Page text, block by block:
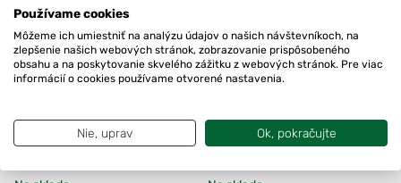
Dámske merino tričko
Pánske merino tričko
Používame cookies
Môžeme ich umiestniť na analýzu údajov o našich návštevníkoch, na
zlepšenie našich webových stránok, zobrazovanie prispôsobeného
obsahu a na poskytovanie skvelého zážitku z webových stránok. Pre viac
informácií o cookies používame otvorené nastavenia.
Nie, uprav Ok, pokračujte